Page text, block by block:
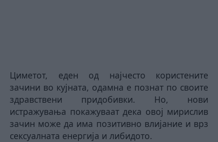
Циметот, еден од најчесто користените
зачини во кујната, одамна е познат по своите
здравствени придобивки. Но, нови
истражувања покажуваат дека овој мирислив
зачин може да има позитивно влијание и врз
сексуалната енергија и либидото.